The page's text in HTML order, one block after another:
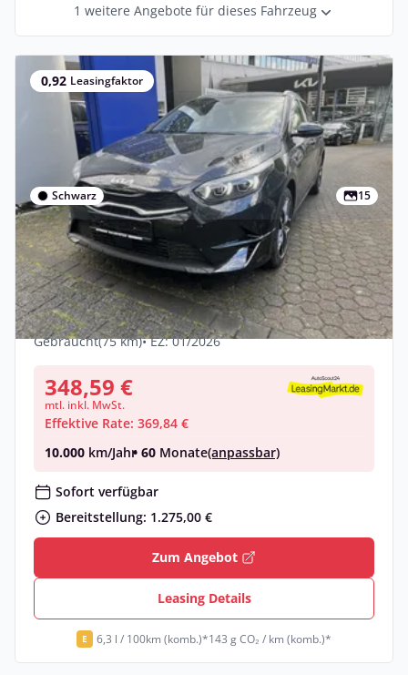
1 weitere Angebote für dieses Fahrzeug
0,92 Leasingfaktor
Schwarz 15
Privat
Kia Ceed SW 1.5 T-GDI 140 DCT GT-line
SW,Tec,Performance
Benzin •Automatik •140 PS (103 kW)
Gebraucht(75 km)• EZ: 01/2026
348,59 €
mtl. inkl. MwSt.
Effektive Rate: 369,84 €
10.000 km/Jahr• 60 Monate(anpassbar)
Sofort verfügbar
Bereitstellung: 1.275,00 €
Zum Angebot
Leasing Details
E 6,3 l / 100km (komb.)*143 g CO₂ / km (komb.)*